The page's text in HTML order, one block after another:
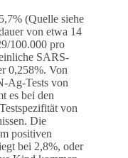
(Quelle siehe
von etwa 14
100.000 pro
SARS-
0,258%. Von
Ag-Tests von
es bei den
von
Die
positiven
bei 2,8%, oder